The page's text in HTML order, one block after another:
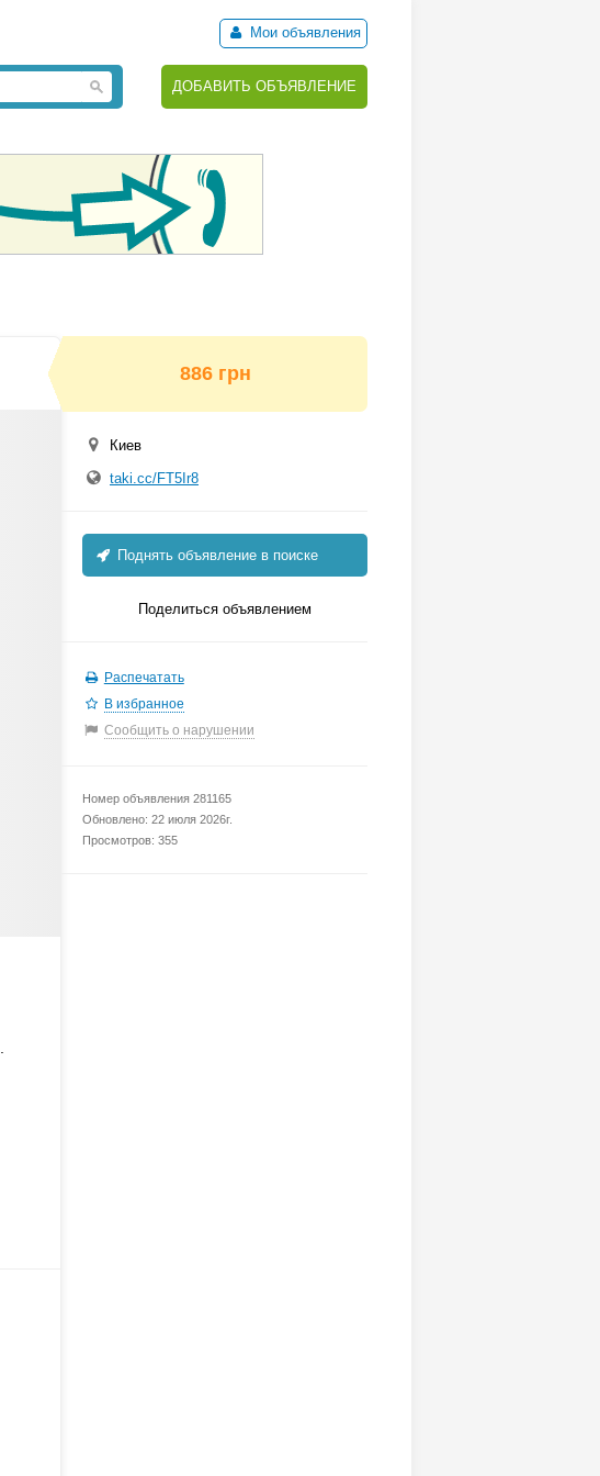
Мои объявления
ДОБАВИТЬ ОБЪЯВЛЕНИЕ
886 грн
Киев
taki.cc/FT5Ir8
Поднять объявление в поиске
Поделиться объявлением
Распечатать
В избранное
Сообщить о нарушении
Номер объявления 281165
Обновлено: 22 июля 2026г.
Просмотров: 355